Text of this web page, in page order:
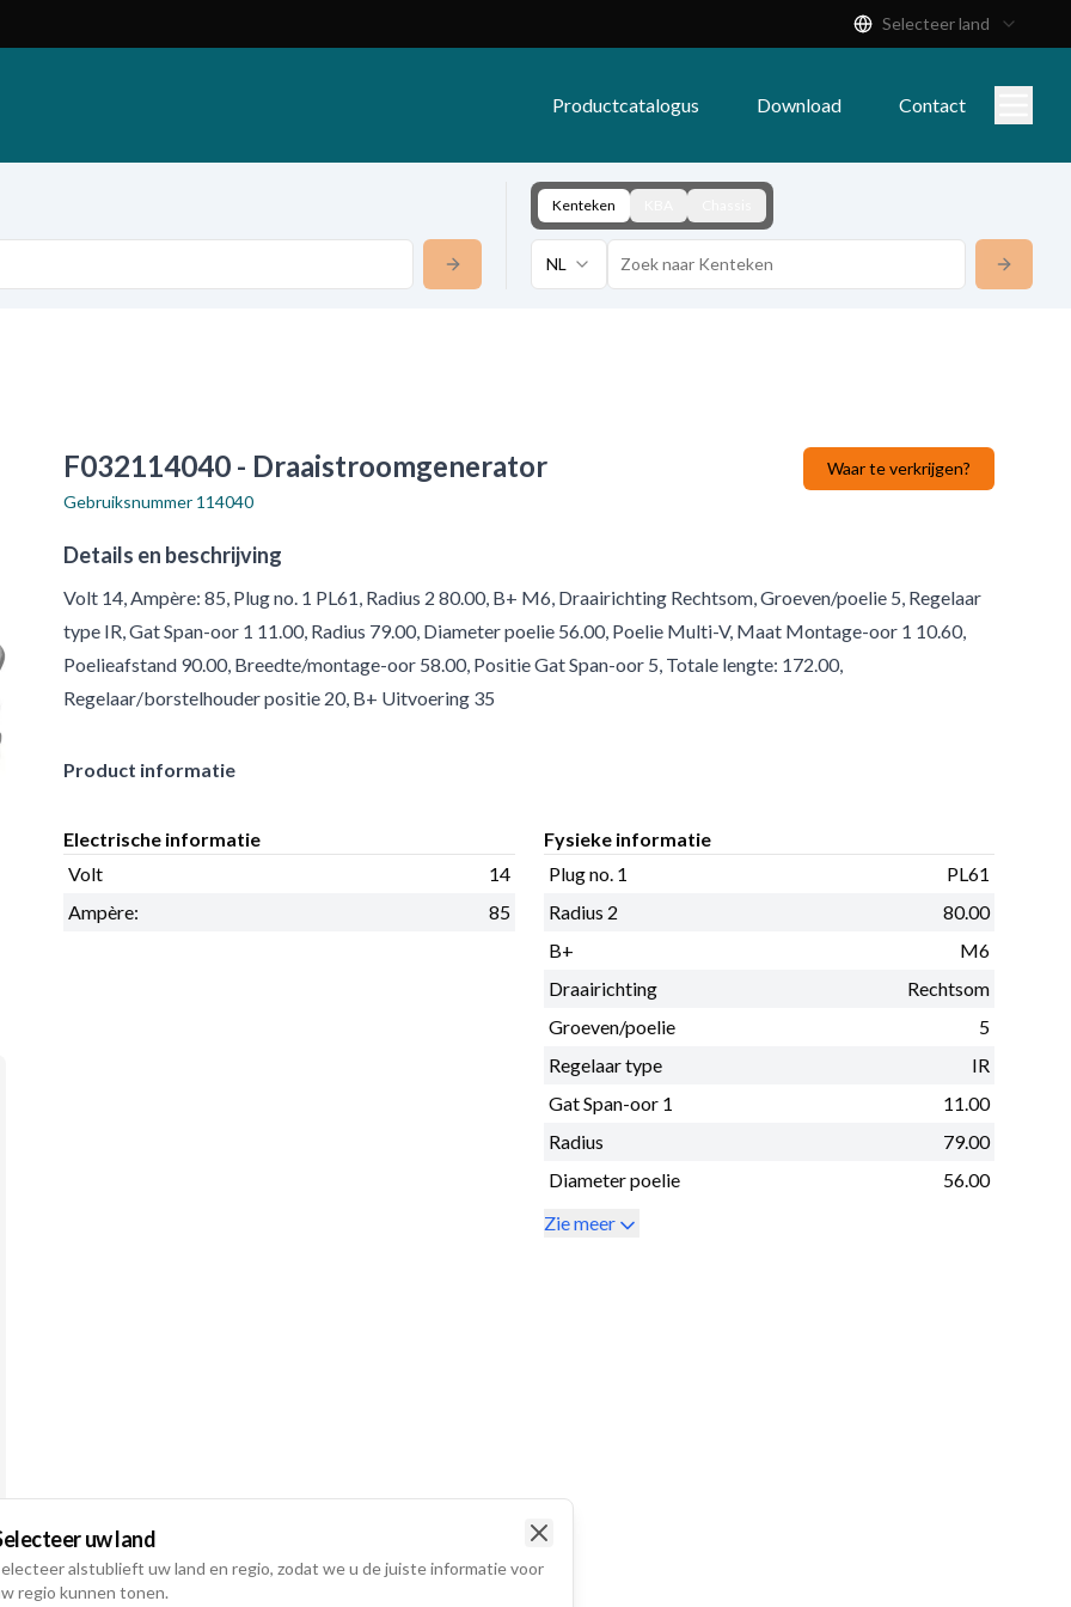
Selecteer land
Productcatalogus Download Contact
Kenteken
NL
F032114040 - Draaistroomgenerator
Waar te verkrijgen?
Gebruiksnummer 114040
Details en beschrijving
Volt 14, Ampère: 85, Plug no. 1 PL61, Radius 2 80.00, B+ M6, Draairichting Rechtsom, Groeven/poelie 5, Regelaar
type IR, Gat Span-oor 1 11.00, Radius 79.00, Diameter poelie 56.00, Poelie Multi-V, Maat Montage-oor 1 10.60,
Poelieafstand 90.00, Breedte/montage-oor 58.00, Positie Gat Span-oor 5, Totale lengte: 172.00,
Regelaar/borstelhouder positie 20, B+ Uitvoering 35
Product informatie
Electrische informatie
Volt
14
Ampère:
85
Fysieke informatie
Plug no. 1
PL61
Radius 2
80.00
B+
M6
Draairichting
Rechtsom
Groeven/poelie
5
Regelaar type
IR
Gat Span-oor 1
11.00
Radius
79.00
Diameter poelie
56.00
Zie meer
uw land
alstublieft uw land en regio, zodat we u de juiste informatie voor
regio kunnen tonen.